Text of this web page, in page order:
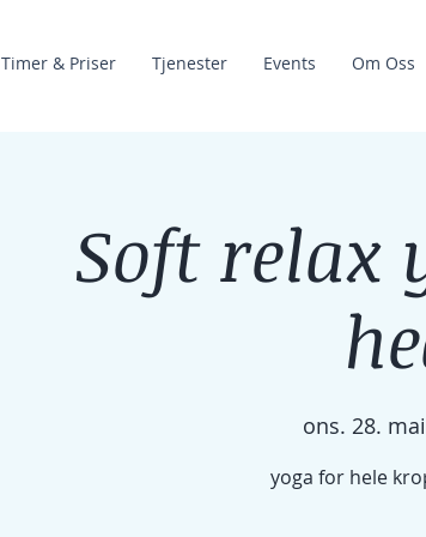
Timer & Priser Tjenester Events Om Oss
Soft relax
ons. 28. mai
yoga for hele